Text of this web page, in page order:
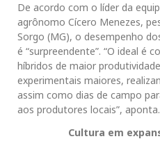
De acordo com o líder da
agrônomo Cícero Menezes,
Sorgo (MG), o desempenho
é “surpreendente”. “O ideal é
híbridos de maior
experimentais maiores,
assim como dias de campo
aos produtores locais”, aponta.
Cultura em